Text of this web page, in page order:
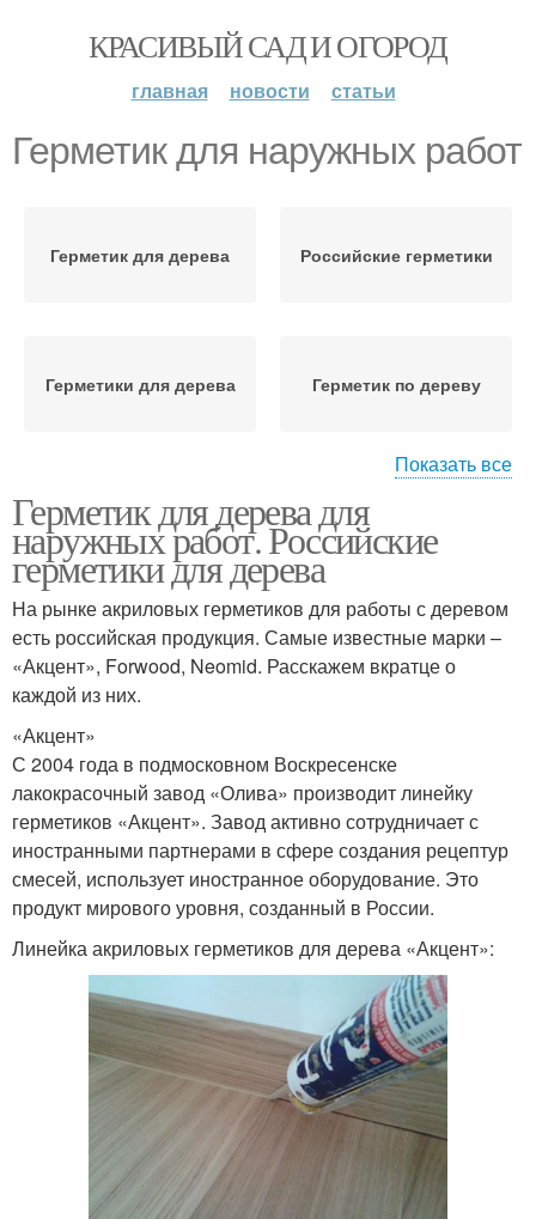
КРАСИВЫЙ САД И ОГОРОД
главная новости статьи
Герметик для наружных работ
Герметик для дерева Российские герметики
Герметики для дерева Герметик по дереву
Акриловый герметик Акриловые герметики
Показать все
Герметик для дерева для
наружных работ. Российские
герметики для дерева
На рынке акриловых герметиков для работы с деревом
есть российская продукция. Самые известные марки –
«Акцент», Forwood, Neomid. Расскажем вкратце о
каждой из них.
«Акцент»
С 2004 года в подмосковном Воскресенске
лакокрасочный завод «Олива» производит линейку
герметиков «Акцент». Завод активно сотрудничает с
иностранными партнерами в сфере создания рецептур
смесей, использует иностранное оборудование. Это
продукт мирового уровня, созданный в России.
Линейка акриловых герметиков для дерева «Акцент»: